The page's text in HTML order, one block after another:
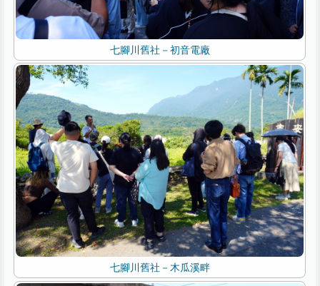
七腳川舊社－初音電廠
七腳川舊社－木瓜溪畔